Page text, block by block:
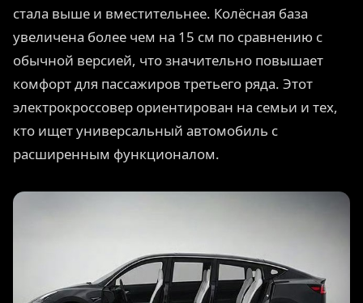
стала выше и вместительнее. Колёсная база
увеличена более чем на 15 см по сравнению с
обычной версией, что значительно повышает
комфорт для пассажиров третьего ряда. Этот
электрокроссовер ориентирован на семьи и тех,
кто ищет универсальный автомобиль с
расширенным функционалом.